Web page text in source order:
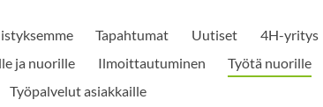
Tapahtumat Uutiset
4H-yritys
ja nuorille
Ilmoittautuminen Työtä nuorille
Työpalvelut asiakkaille